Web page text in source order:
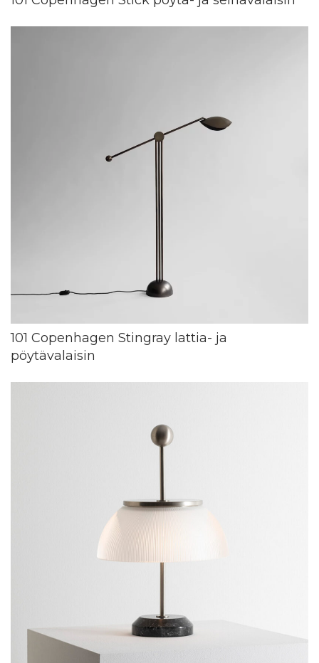
101 Copenhagen Stingray lattia- ja
pöytävalaisin